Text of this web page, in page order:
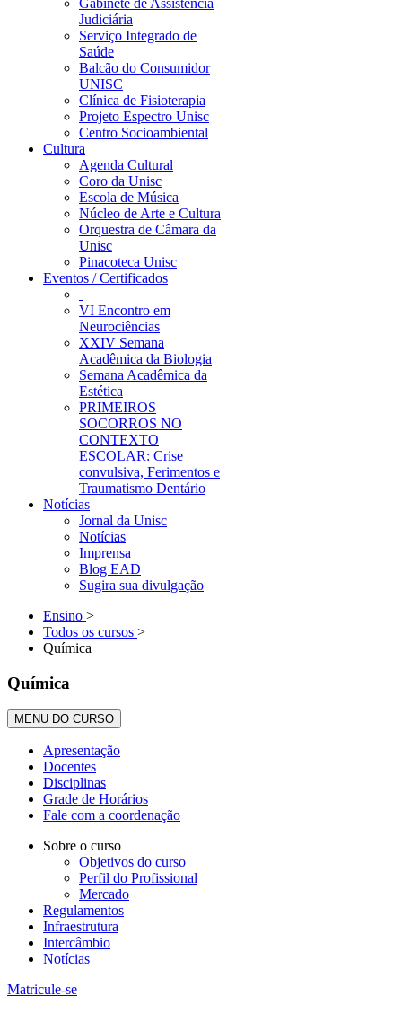
Gabinete de Assistência
Judiciária
Serviço Integrado de
Saúde
Balcão do Consumidor
UNISC
Clínica de Fisioterapia
Projeto Espectro Unisc
Centro Socioambiental
Cultura
Agenda Cultural
Coro da Unisc
Escola de Música
Núcleo de Arte e Cultura
Orquestra de Câmara da
Unisc
Pinacoteca Unisc
Eventos / Certificados
VI Encontro em
Neurociências
XXIV Semana
Acadêmica da Biologia
Semana Acadêmica da
Estética
PRIMEIROS
SOCORROS NO
CONTEXTO
ESCOLAR: Crise
convulsiva, Ferimentos e
Traumatismo Dentário
Notícias
Jornal da Unisc
Notícias
Imprensa
Blog EAD
Sugira sua divulgação
Ensino >
Todos os cursos >
Química
Química
MENU DO CURSO
Apresentação
Docentes
Disciplinas
Grade de Horários
Fale com a coordenação
Sobre o curso
Objetivos do curso
Perfil do Profissional
Mercado
Regulamentos
Infraestrutura
Intercâmbio
Notícias
Matricule-se